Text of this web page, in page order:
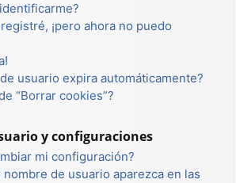
¡pero ahora no puedo
usuario expira automáticamente?
“Borrar cookies”?
y configuraciones
mi configuración?
de usuario aparezca en las